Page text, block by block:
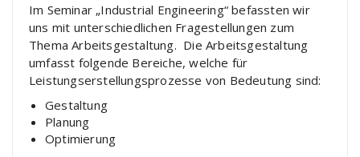
Im Seminar „Industrial Engineering“ befassten wir
uns mit unterschiedlichen Fragestellungen zum
Thema Arbeitsgestaltung. Die Arbeitsgestaltung
umfasst folgende Bereiche, welche für
Leistungserstellungsprozesse von Bedeutung sind:
Gestaltung
Planung
Optimierung